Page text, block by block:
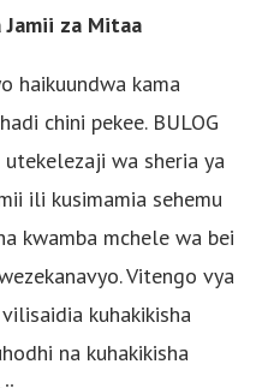
za Mitaa
haikuundwa kama
chini pekee. BULOG
wa sheria ya
ili kusimamia sehemu
kwamba mchele wa bei
Vitengo vya
kuhakikisha
na kuhakikisha